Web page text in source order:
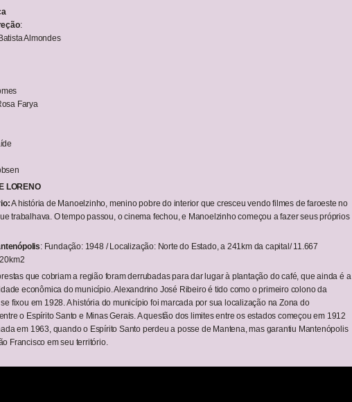
:
Almondes
Farya
LORENO
A história de Manoelzinho, menino pobre do interior que cresceu vendo filmes de faroeste no
trabalhava. O tempo passou, o cinema fechou, e Manoelzinho começou a fazer seus próprios
: Fundação: 1948 / Localização: Norte do Estado, a 241km da capital/ 11.667
que cobriam a região foram derrubadas para dar lugar à plantação do café, que ainda é a
econômica do município. Alexandrino José Ribeiro é tido como o primeiro colono da
fixou em 1928. A história do município foi marcada por sua localização na Zona do
o Espírito Santo e Minas Gerais. A questão dos limites entre os estados começou em 1912
em 1963, quando o Espírito Santo perdeu a posse de Mantena, mas garantiu Mantenópolis
Francisco em seu território.